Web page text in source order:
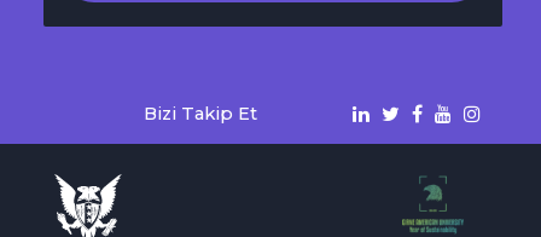
Bizi Takip Et